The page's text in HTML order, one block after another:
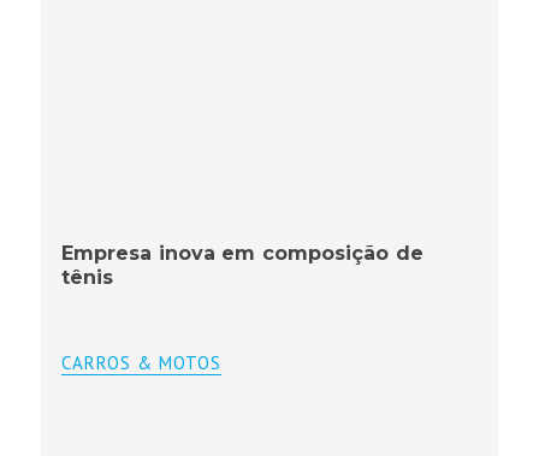
Empresa inova em composição de
tênis
CARROS & MOTOS